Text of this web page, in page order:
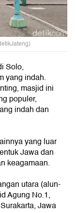
Solo,
yang indah.
masjid ini
populer,
indah dan
yang luar
Jawa dan
keagamaan.
utara (alun-
Agung No.1,
Jawa